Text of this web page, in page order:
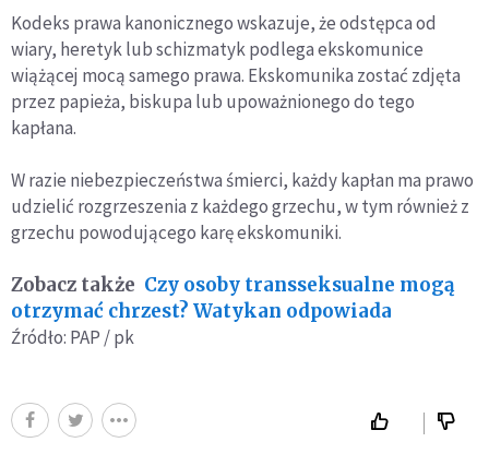
Kodeks prawa kanonicznego wskazuje, że odstępca od
wiary, heretyk lub schizmatyk podlega ekskomunice
wiążącej mocą samego prawa. Ekskomunika zostać zdjęta
przez papieża, biskupa lub upoważnionego do tego
kapłana.
W razie niebezpieczeństwa śmierci, każdy kapłan ma prawo
udzielić rozgrzeszenia z każdego grzechu, w tym również z
grzechu powodującego karę ekskomuniki.
Zobacz także Czy osoby transseksualne mogą
otrzymać chrzest? Watykan odpowiada
Źródło: PAP / pk